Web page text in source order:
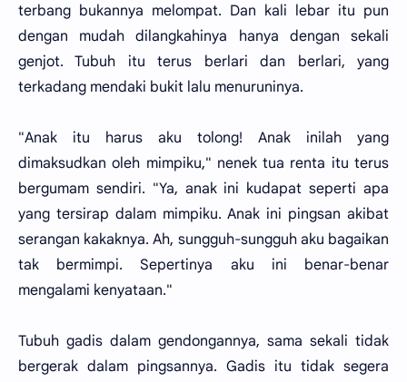
terbang bukannya melompat. Dan kali lebar itu pun
dengan mudah dilangkahinya hanya dengan sekali
genjot. Tubuh itu terus berlari dan berlari, yang
terkadang mendaki bukit lalu menuruninya.
"Anak itu harus aku tolong! Anak inilah yang
dimaksudkan oleh mimpiku," nenek tua renta itu terus
bergumam sendiri. "Ya, anak ini kudapat seperti apa
yang tersirap dalam mimpiku. Anak ini pingsan akibat
serangan kakaknya. Ah, sungguh-sungguh aku bagaikan
tak bermimpi. Sepertinya aku ini benar-benar
mengalami kenyataan."
Tubuh gadis dalam gendongannya, sama sekali tidak
bergerak dalam pingsannya. Gadis itu tidak segera